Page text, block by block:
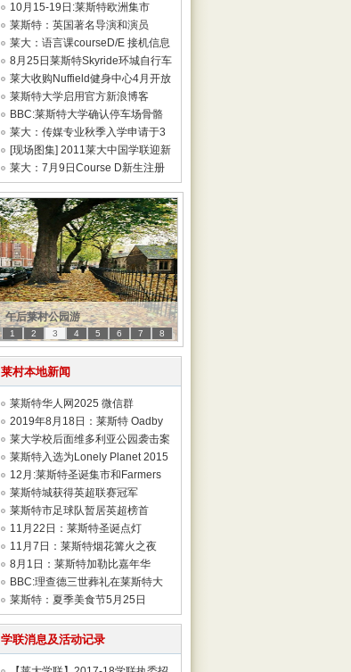
10月15-19日:莱斯特欧洲集市
Continental M
莱斯特：英国著名导演和演员
Richard Attenb
莱大：语言课courseD/E 接机信息
已发布
8月25日莱斯特Skyride环城自行车
活动
莱大收购Nuffield健身中心4月开放
给全校师
莱斯特大学启用官方新浪博客
BBC:莱斯特大学确认停车场骨骼
属于国王Rich
莱大：传媒专业秋季入学申请于3
月22日截止
[现场图集] 2011莱大中国学联迎新
Party
莱大：7月9日Course D新生注册
注意事项
午后莱村公园游
1 2 3 4 5 6 7 8
莱村本地新闻
莱斯特华人网2025 微信群
2019年8月18日：莱斯特 Oadby
2019 车展
莱大学校后面维多利亚公园袭击案
莱斯特入选为Lonely Planet 2015
世界最新热
12月:莱斯特圣诞集市和Farmers
Market
莱斯特城获得英超联赛冠军
莱斯特市足球队暂居英超榜首
11月22日：莱斯特圣诞点灯
11月7日：莱斯特烟花篝火之夜
Abbey Park Bo
8月1日：莱斯特加勒比嘉年华
Caribbean Carn
BBC:理查德三世葬礼在莱斯特大
教堂举行
莱斯特：夏季美食节5月25日
Summer Food & D
学联消息及活动记录